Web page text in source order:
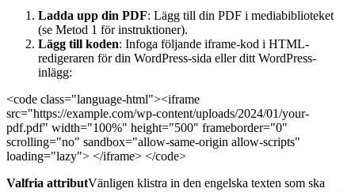
Ladda upp din PDF: Lägg till din PDF i mediabiblioteket
(se Metod 1 för instruktioner).
Lägg till koden: Infoga följande iframe-kod i HTML-
redigeraren för din WordPress-sida eller ditt WordPress-
inlägg:
<code class="language-html"><iframe
src="https://example.com/wp-content/uploads/2024/01/your-
pdf.pdf" width="100%" height="500" frameborder="0"
scrolling="no" sandbox="allow-same-origin allow-scripts"
loading="lazy"> </iframe> </code>
Valfria attributVänligen klistra in den engelska texten som ska